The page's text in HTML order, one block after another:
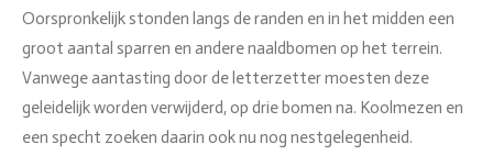
Oorspronkelijk stonden langs de randen en in het midden een
groot aantal sparren en andere naaldbomen op het terrein.
Vanwege aantasting door de letterzetter moesten deze
geleidelijk worden verwijderd, op drie bomen na. Koolmezen en
een specht zoeken daarin ook nu nog nestgelegenheid.